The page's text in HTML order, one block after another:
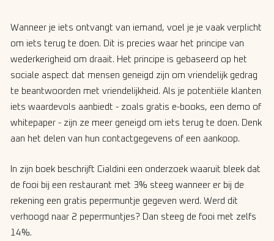
Wanneer je iets ontvangt van iemand, voel je je vaak verplicht
om iets terug te doen. Dit is precies waar het principe van
wederkerigheid om draait. Het principe is gebaseerd op het
sociale aspect dat mensen geneigd zijn om vriendelijk gedrag
te beantwoorden met vriendelijkheid. Als je potentiële klanten
iets waardevols aanbiedt - zoals gratis e-books, een demo of
whitepaper - zijn ze meer geneigd om iets terug te doen. Denk
aan het delen van hun contactgegevens of een aankoop.
In zijn boek beschrijft Cialdini een onderzoek waaruit bleek dat
de fooi bij een restaurant met 3% steeg wanneer er bij de
rekening een gratis pepermuntje gegeven werd. Werd dit
verhoogd naar 2 pepermuntjes? Dan steeg de fooi met zelfs
14%.